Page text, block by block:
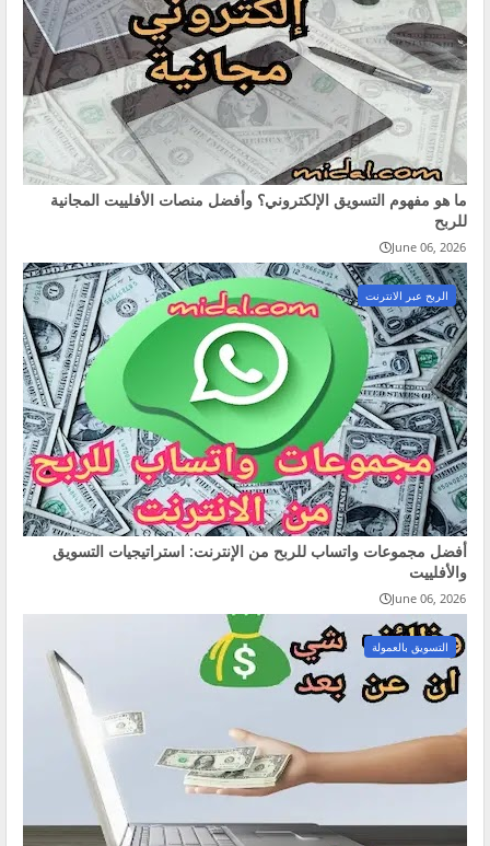
ما هو مفهوم التسويق الإلكتروني؟ وأفضل منصات الأفلييت المجانية
للربح
June 06, 2026
الربح عبر الانترنت
أفضل مجموعات واتساب للربح من الإنترنت: استراتيجيات التسويق
والأفلييت
June 06, 2026
التسويق بالعمولة